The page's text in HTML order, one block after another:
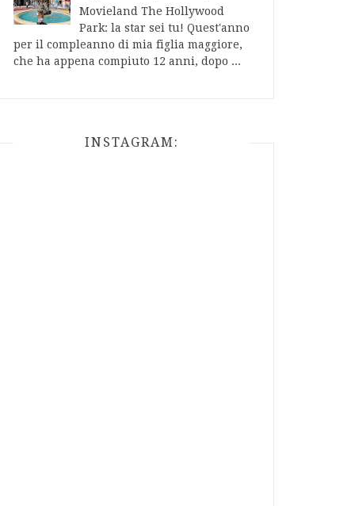
Movieland The Hollywood
Park: la star sei tu! Quest'anno
per il compleanno di mia figlia maggiore,
che ha appena compiuto 12 anni, dopo ...
INSTAGRAM: